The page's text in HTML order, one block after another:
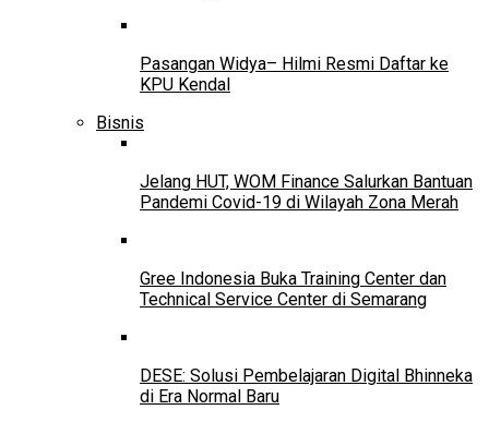
Pasangan Widya– Hilmi Resmi Daftar ke
KPU Kendal
Bisnis
Jelang HUT, WOM Finance Salurkan Bantuan
Pandemi Covid-19 di Wilayah Zona Merah
Gree Indonesia Buka Training Center dan
Technical Service Center di Semarang
DESE: Solusi Pembelajaran Digital Bhinneka
di Era Normal Baru